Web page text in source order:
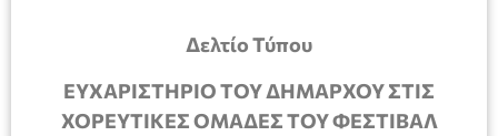
Δελτίο Τύπου
ΕΥΧΑΡΙΣΤΗΡΙΟ ΤΟΥ ΔΗΜΑΡΧΟΥ ΣΤΙΣ
ΧΟΡΕΥΤΙΚΕΣ ΟΜΑΔΕΣ ΤΟΥ ΦΕΣΤΙΒΑΛ